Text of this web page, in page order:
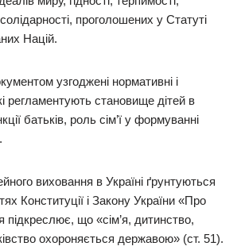
проголошених у Статуті
Націй.
узгоджені нормативні і
регламентують становище дітей в
батьків, роль сім’ї у формуванні
виховання в Україні ґрунтуються
Конституції і Закону України «Про
підкреслює, що «сім’я, дитинство,
охороняється державою» (ст. 51).